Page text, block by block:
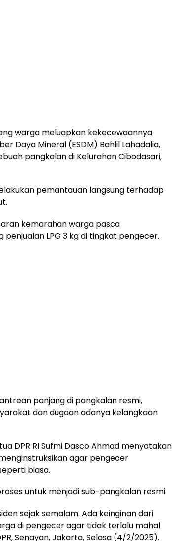
warga meluapkan kekecewaannya
Daya Mineral (ESDM) Bahlil Lahadalia,
pangkalan di Kelurahan Cibodasari,
pemantauan langsung terhadap
kemarahan warga pasca
LPG 3 kg di tingkat pengecer.
panjang di pangkalan resmi,
dan dugaan adanya kelangkaan
DPR RI Sufmi Dasco Ahmad menyatakan
agar pengecer
biasa.
untuk menjadi sub-pangkalan resmi.
sejak semalam. Ada keinginan dari
di pengecer agar tidak terlalu mahal
Senayan, Jakarta, Selasa (4/2/2025).